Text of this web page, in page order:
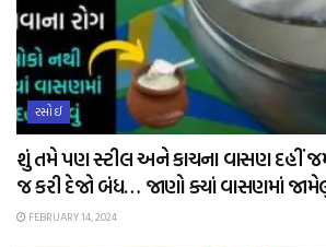
રસોઈ
શું તમે પણ સ્ટીલ અને કાચના વાસણ દહીં
જ કરી દેજો બંધ… જાણો ક્યાં વાસણમાં
FEBRUARY 14, 2024